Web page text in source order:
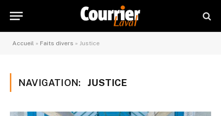
Accueil » Faits divers » Justice
NAVIGATION: JUSTICE